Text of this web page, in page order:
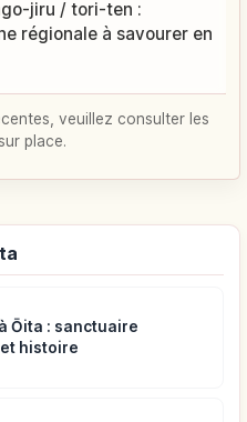
jiru / tori-ten :
régionale à savourer en
veuillez consulter les
place.
Ōita : sanctuaire
histoire